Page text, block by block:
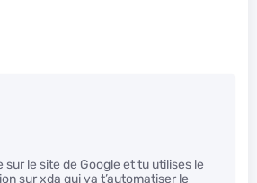
sur le site de Google et tu utilises le
sur xda qui va t’automatiser le